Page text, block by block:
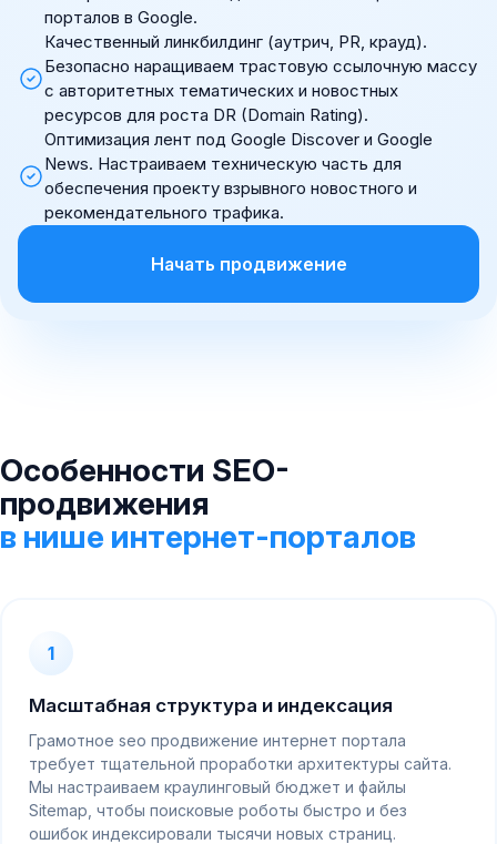
порталов в Google.
Качественный линкбилдинг (аутрич, PR, крауд).
Безопасно наращиваем трастовую ссылочную массу
с авторитетных тематических и новостных
ресурсов для роста DR (Domain Rating).
Оптимизация лент под Google Discover и Google
News. Настраиваем техническую часть для
обеспечения проекту взрывного новостного и
рекомендательного трафика.
Начать продвижение
Особенности SEO-
продвижения
в нише интернет-порталов
1
Масштабная структура и индексация
Грамотное seo продвижение интернет портала
требует тщательной проработки архитектуры сайта.
Мы настраиваем краулинговый бюджет и файлы
Sitemap, чтобы поисковые роботы быстро и без
ошибок индексировали тысячи новых страниц.